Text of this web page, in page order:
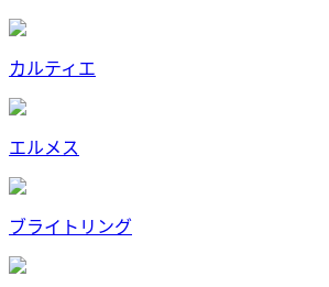
カルティエ
エルメス
ブライトリング